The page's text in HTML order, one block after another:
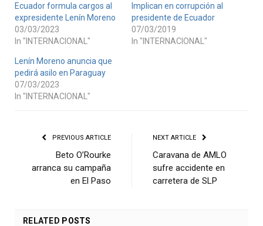
Ecuador formula cargos al
expresidente Lenín Moreno
03/03/2023
In "INTERNACIONAL"
Implican en corrupción al
presidente de Ecuador
07/03/2019
In "INTERNACIONAL"
Lenín Moreno anuncia que
pedirá asilo en Paraguay
07/03/2023
In "INTERNACIONAL"
PREVIOUS ARTICLE
Beto O’Rourke
arranca su campaña
en El Paso
NEXT ARTICLE
Caravana de AMLO
sufre accidente en
carretera de SLP
RELATED POSTS